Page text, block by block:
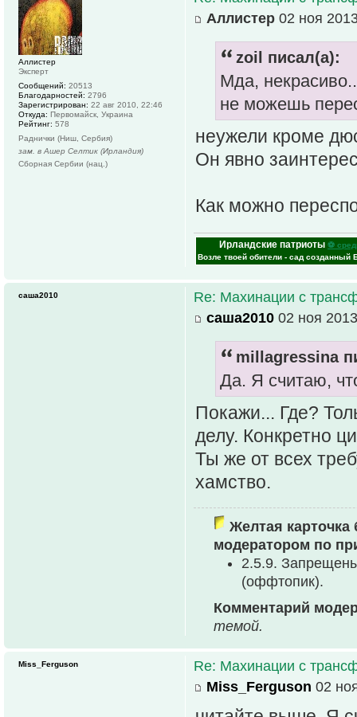
Аллистер 02 ноя
zoil писал(а):
Мда,
не можешь
неужели кроме
Он явно
Как можно
Ирландские патриоты ⚽
Возле твоей обители - сад созданный
Аллистер
Эксперт
Сообщений: 20513
Благодарностей: 2796
Зарегистрирован: 22 авг 2010, 22:46
Откуда: Первомайск, Украина
Рейтинг: 578
Раднички (Ниш, Сербия)
зам. в Ашер Селтик (Ирландия)
Сборная Сербии (нац.)
Re: Махинации с
саша2010 02 ноя
millagressina
Да. Я считаю,
Покажи... Где?
делу. Конкретно
Ты же от всех
хамство.
Желтая карточка
модератором по
2.5.9.
(оффтопик).
Комментарий
темой.
саша2010
Re: Махинации с
Miss_Ferguson 02
Miss_Ferguson